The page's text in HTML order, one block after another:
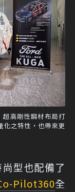
高剛性鋼材布局打
化之特性，也帶來更
型也配備了
Pilot360全